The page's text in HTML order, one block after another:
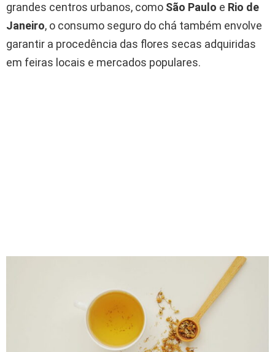
grandes centros urbanos, como São Paulo e Rio de
Janeiro, o consumo seguro do chá também envolve
garantir a procedência das flores secas adquiridas
em feiras locais e mercados populares.